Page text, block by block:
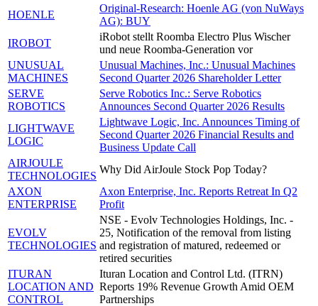
HOENLE
Original-Research: Hoenle AG (von NuWays
AG): BUY
IROBOT
iRobot stellt Roomba Electro Plus Wischer
und neue Roomba-Generation vor
UNUSUAL
MACHINES
Unusual Machines, Inc.: Unusual Machines
Second Quarter 2026 Shareholder Letter
SERVE
ROBOTICS
Serve Robotics Inc.: Serve Robotics
Announces Second Quarter 2026 Results
LIGHTWAVE
LOGIC
Lightwave Logic, Inc. Announces Timing of
Second Quarter 2026 Financial Results and
Business Update Call
AIRJOULE
TECHNOLOGIES
Why Did AirJoule Stock Pop Today?
AXON
ENTERPRISE
Axon Enterprise, Inc. Reports Retreat In Q2
Profit
EVOLV
TECHNOLOGIES
NSE - Evolv Technologies Holdings, Inc. -
25, Notification of the removal from listing
and registration of matured, redeemed or
retired securities
ITURAN
LOCATION AND
CONTROL
Ituran Location and Control Ltd. (ITRN)
Reports 19% Revenue Growth Amid OEM
Partnerships